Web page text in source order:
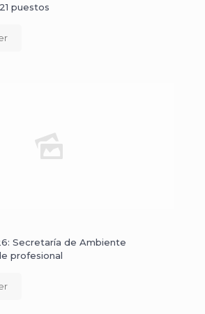
puestos
Secretaría de Ambiente
profesional